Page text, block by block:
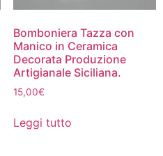
Bomboniera Tazza con
Manico in Ceramica
Decorata Produzione
Artigianale Siciliana.
15,00€
Leggi tutto